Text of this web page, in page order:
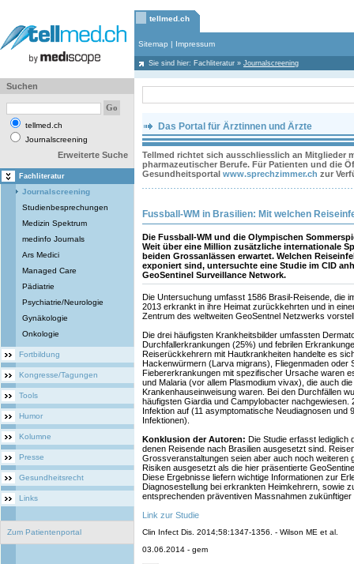
tellmed.ch
Sitemap | Impressum
Sie sind hier: Fachliteratur » Journalscreening
Suchen
tellmed.ch
Journalscreening
Erweiterte Suche
Fachliteratur
Journalscreening
Studienbesprechungen
Medizin Spektrum
medinfo Journals
Ars Medici
Managed Care
Pädiatrie
Psychiatrie/Neurologie
Gynäkologie
Onkologie
Fortbildung
Kongresse/Tagungen
Tools
Humor
Kolumne
Presse
Gesundheitsrecht
Links
Zum Patientenportal
Das Portal für Ärztinnen und Ärzte
Tellmed richtet sich ausschliesslich an Mitglieder
pharmazeutischer Berufe. Für Patienten und die
Gesundheitsportal www.sprechzimmer.ch zur
Fussball-WM in Brasilien: Mit welchen
Die Fussball-WM und die Olympischen
Weit über eine Million zusätzliche internationale
beiden Grossanlässen erwartet. Welchen
exponiert sind, untersuchte eine Studie im CID
GeoSentinel Surveillance Network.
Die Untersuchung umfasst 1586 Brasil-Reisende, die
2013 erkrankt in ihre Heimat zurückkehrten und in
Zentrum des weltweiten GeoSentnel Netzwerks
Die drei häufigsten Krankheitsbilder umfassten
Durchfallerkrankungen (25%) und febrilen
Reiserückkehrern mit Hautkrankheiten handelte es
Hackenwürmern (Larva migrans), Fliegenmaden oder
Fiebererkrankungen mit spezifischer Ursache waren
und Malaria (vor allem Plasmodium vivax), die auch
Krankenhauseinweisung waren. Bei den Durchfällen
häufigsten Giardia und Campylobacter nachgewiesen.
Infektion auf (11 asymptomatische Neudiagnosen und
Infektionen).
Konklusion der Autoren: Die Studie erfasst lediglich
denen Reisende nach Brasilien ausgesetzt sind.
Grossveranstaltungen seien aber auch noch weiteren
Risiken ausgesetzt als die hier präsentierte
Diese Ergebnisse liefern wichtige Informationen zur
Diagnosestellung bei erkrankten Heimkehrern, sowie
entsprechenden präventiven Massnahmen
Link zur Studie
Clin Infect Dis. 2014;58:1347-1356. - Wilson ME et al.
03.06.2014 - gem